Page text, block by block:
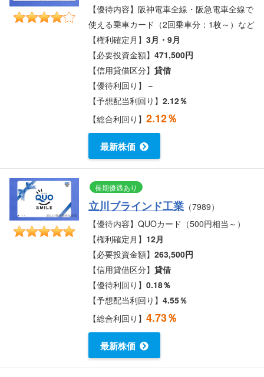
【優待内容】阪神電車全線・阪急電車全線で
使える乗車カード（2回乗車分：1枚～）など
【権利確定月】3月・9月
【必要投資金額】471,500円
【信用貸借区分】貸借
【優待利回り】 －
【予想配当利回り】2.12％
【総合利回り】2.12％
最新株価
長期優遇あり
立川ブラインド工業 （7989）
【優待内容】QUOカード（500円相当～）
【権利確定月】 12月
【必要投資金額】263,500円
【信用貸借区分】貸借
【優待利回り】0.18％
【予想配当利回り】4.55％
【総合利回り】4.73％
最新株価